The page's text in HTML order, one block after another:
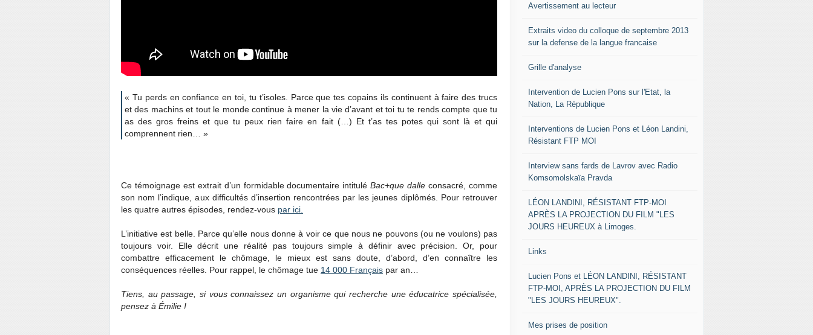
« Tu perds en confiance en toi, tu t’isoles. Parce que tes copains ils continuent à faire des trucs
et des machins et tout le monde continue à mener la vie d’avant et toi tu te rends compte que tu
as des gros freins et que tu peux rien faire en fait (…) Et t’as tes potes qui sont là et qui
comprennent rien… »
Ce témoignage est extrait d’un formidable documentaire intituléBac+que dalle consacré, comme
son nom l’indique, aux difficultés d’insertion rencontrées par les jeunes diplômés. Pour retrouver
les quatre autres épisodes, rendez-vous par ici.
L’initiative est belle. Parce qu’elle nous donne à voir ce que nous ne pouvons (ou ne voulons) pas
toujours voir. Elle décrit une réalité pas toujours simple à définir avec précision. Or, pour
combattre efficacement le chômage, le mieux est sans doute, d’abord, d’en connaître les
conséquences réelles. Pour rappel, le chômage tue 14 000 Français par an…
Tiens, au passage, si vous connaissez un organisme qui recherche une éducatrice spécialisée,
pensez à Émilie !
Avertissement au lecteur
Extraits video du colloque de septembre 2013
sur la defense de la langue francaise
Grille d'analyse
Intervention de Lucien Pons sur l'Etat, la
Nation, La République
Interventions de Lucien Pons et Léon Landini,
Résistant FTP MOI
Interview sans fards de Lavrov avec Radio
Komsomolskaïa Pravda
LÉON LANDINI, RÉSISTANT FTP-MOI
APRÈS LA PROJECTION DU FILM "LES
JOURS HEUREUX à Limoges.
Links
Lucien Pons et LÉON LANDINI, RÉSISTANT
FTP-MOI, APRÈS LA PROJECTION DU FILM
"LES JOURS HEUREUX".
Mes prises de position